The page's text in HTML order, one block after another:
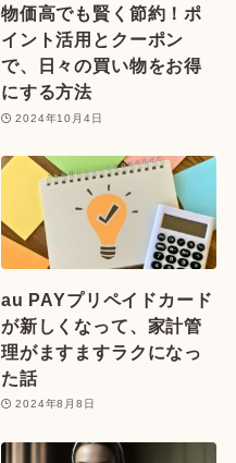
物価高でも賢く節約！ポ
イント活用とクーポン
で、日々の買い物をお得
にする方法
2024年10月4日
au PAYプリペイドカード
が新しくなって、家計管
理がますますラクになっ
た話
2024年8月8日